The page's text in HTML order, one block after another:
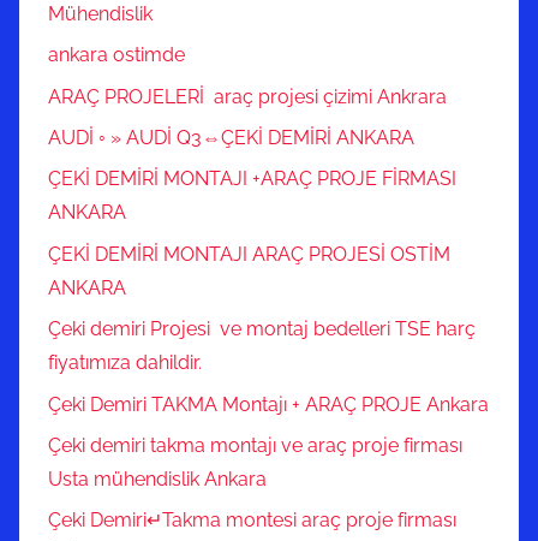
Mühendislik
ankara ostimde
ARAÇ PROJELERİ araç projesi çizimi Ankrara
AUDİ ◦ » AUDİ Q3⇔ÇEKİ DEMİRİ ANKARA
ÇEKİ DEMİRİ MONTAJI +ARAÇ PROJE FİRMASI
ANKARA
ÇEKİ DEMİRİ MONTAJI ARAÇ PROJESİ OSTİM
ANKARA
Çeki demiri Projesi ve montaj bedelleri TSE harç
fiyatımıza dahildir.
Çeki Demiri TAKMA Montajı + ARAÇ PROJE Ankara
Çeki demiri takma montajı ve araç proje firması
Usta mühendislik Ankara
Çeki Demiri↵Takma montesi araç proje firması